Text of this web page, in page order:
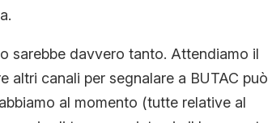
sarebbe davvero tanto. Attendiamo il
canali per segnalare a BUTAC può
al momento (tutte relative al